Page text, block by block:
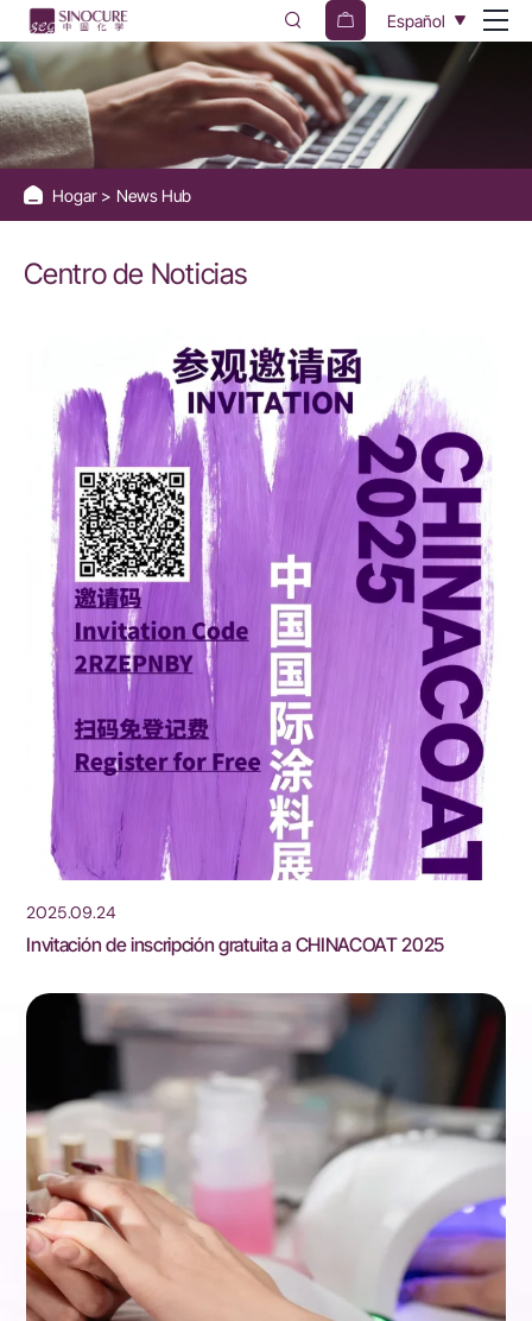
Centro
de
Noticias
Español
Hogar News Hub
Centro de Noticias
2025.09.24
Invitación de inscripción gratuita a CHINACOAT 2025